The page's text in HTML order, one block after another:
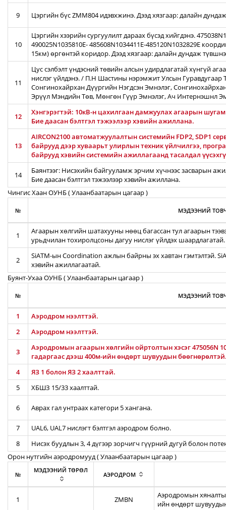
9 Цэргийн бүс ZMM804 идэвхжинэ. Дээд хязгаар: далайн
10
Цэргийн хээрийн сургуулилт дараах бүсэд хийгдэнэ.
490025N1035810E- 485608N1034411E-485120N1032829E
15км) өргөнтэй коридор. Дээд хязгаар: далайн дундаж
11
Цус сэлбэлт үндэсний төвийн алсын удирдлагатай хүнгүй
нислэг үйлдэнэ. / П.Н Шастины нэрэмжит Улсын Гуравдугаар
Сонгинохайрхан Дүүргийн Нэгдсэн Эмнэлэг,
Эрүүл Мэндийн Төв, Мөнгөн Гүүр Эмнэлэг, Ач Интернэшнл
12
Хэнгэрэгтэй: 10кВ-н цахилгаан дамжуулах агаарын
Бие даасан бэлтгэл тэжээлээр хэвийн ажиллана.
13
AIRCON2100 автоматжуулалтын системийн FDP2, SDP1
байрууд дээр хуваарьт улирлын техник үйлчилгээ,
байрууд хэвийн системийн ажиллагаанд тасалдал
14
Баянтээг: Нисэхийн байгууламж эрчим хүчнээс засварын
Бие даасан бэлтгэл тэжээлээр хэвийн ажиллана.
Чингис Хаан ОУНБ ( Улаанбаатарын цагаар )
№ МЭДЭЭНИЙ
1
Агаарын хөлгийн шатахууны нөөц багассан тул агаарын
урьдчилан тохиролцсоны дагуу нислэг үйлдэх шаардлагатай.
2
SiATM-ын Coordination ажлын байрны эх хавтан гэмтэлтэй.
хэвийн ажиллагаатай.
Буянт-Ухаа ОУНБ ( Улаанбаатарын цагаар )
№ МЭДЭЭНИЙ
1
Аэродром нээлттэй.
2
Аэродром нээлттэй.
3
Аэродромын агаарын хөлгийн ойртолтын хэсэг 475056N
гадаргаас дээш 400м-ийн өндөрт шувуудын
4
ЯЗ 1 болон ЯЗ 2 хаалттай.
5
ХБШЗ 15/33 хаалттай.
6 Аврах гал унтраах категори 5 хангана.
7
UAL6, UAL7 нислэгт бэлтгэл аэродром болно.
8
Нисэх буудлын 3, 4 дүгээр зорчигч гүүрний дугуй болон
Орон нутгийн аэродромууд ( Улаанбаатарын цагаар )
№
МЭДЭЭНИЙ ТӨРӨЛ
АЭРОДРОМ
1 ZMBN
Аэродромын
ийн өндөрт